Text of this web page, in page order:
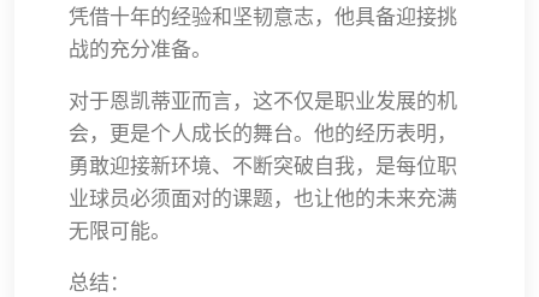
凭借十年的经验和坚韧意志，他具备迎接挑
战的充分准备。
对于恩凯蒂亚而言，这不仅是职业发展的机
会，更是个人成长的舞台。他的经历表明，
勇敢迎接新环境、不断突破自我，是每位职
业球员必须面对的课题，也让他的未来充满
无限可能。
总结：